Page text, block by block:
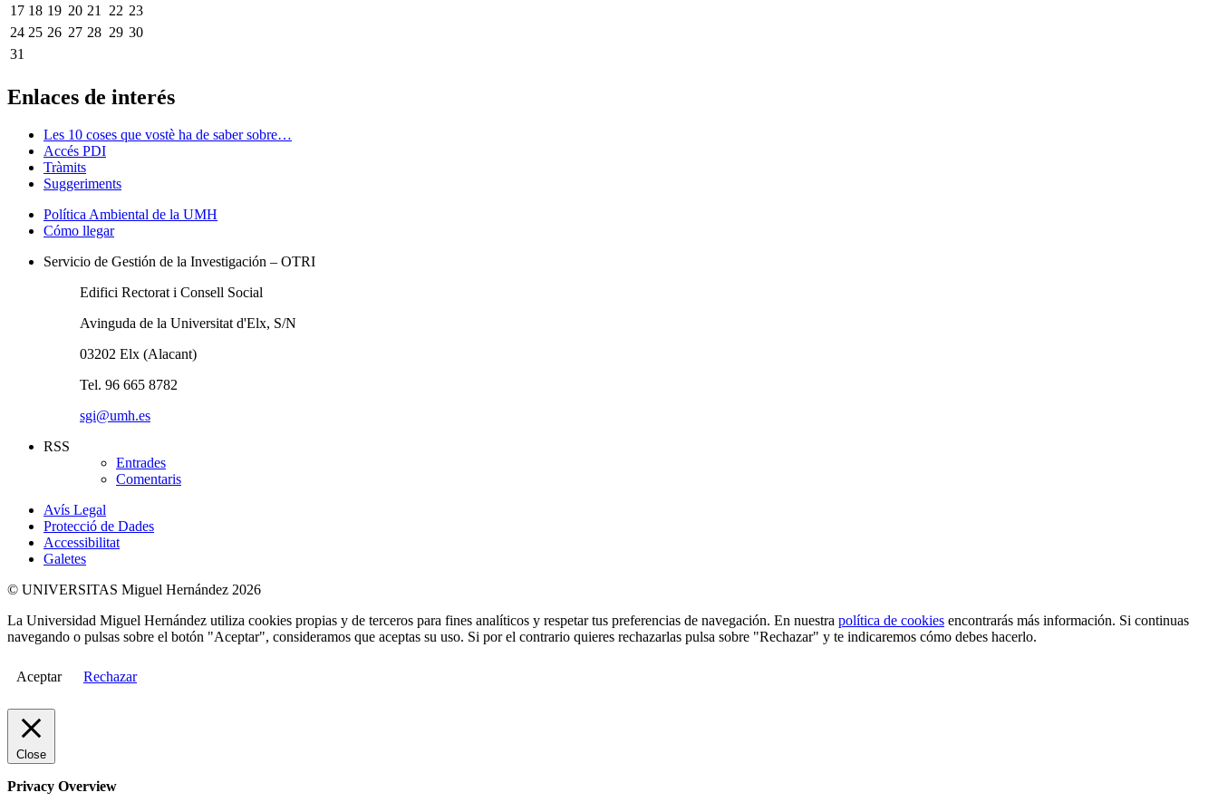
17 18 19 20 21 22 23
24 25 26 27 28 29 30
31
Enlaces de interés
Les 10 coses que vostè ha de saber sobre…
Accés PDI
Tràmits
Suggeriments
Política Ambiental de la UMH
Cómo llegar
Servicio de Gestión de la Investigación – OTRI
Edifici Rectorat i Consell Social
Avinguda de la Universitat d'Elx, S/N
03202 Elx (Alacant)
Tel. 96 665 8782
sgi@umh.es
RSS
Entrades
Comentaris
Avís Legal
Protecció de Dades
Accessibilitat
Galetes
© UNIVERSITAS Miguel Hernández 2026
La Universidad Miguel Hernández utiliza cookies propias y de terceros para fines analíticos y respetar tus preferencias de navegación. En nuestra política de cookies encontrarás más información. Si continuas
navegando o pulsas sobre el botón "Aceptar", consideramos que aceptas su uso. Si por el contrario quieres rechazarlas pulsa sobre "Rechazar" y te indicaremos cómo debes hacerlo.
Aceptar Rechazar
Close
Privacy Overview